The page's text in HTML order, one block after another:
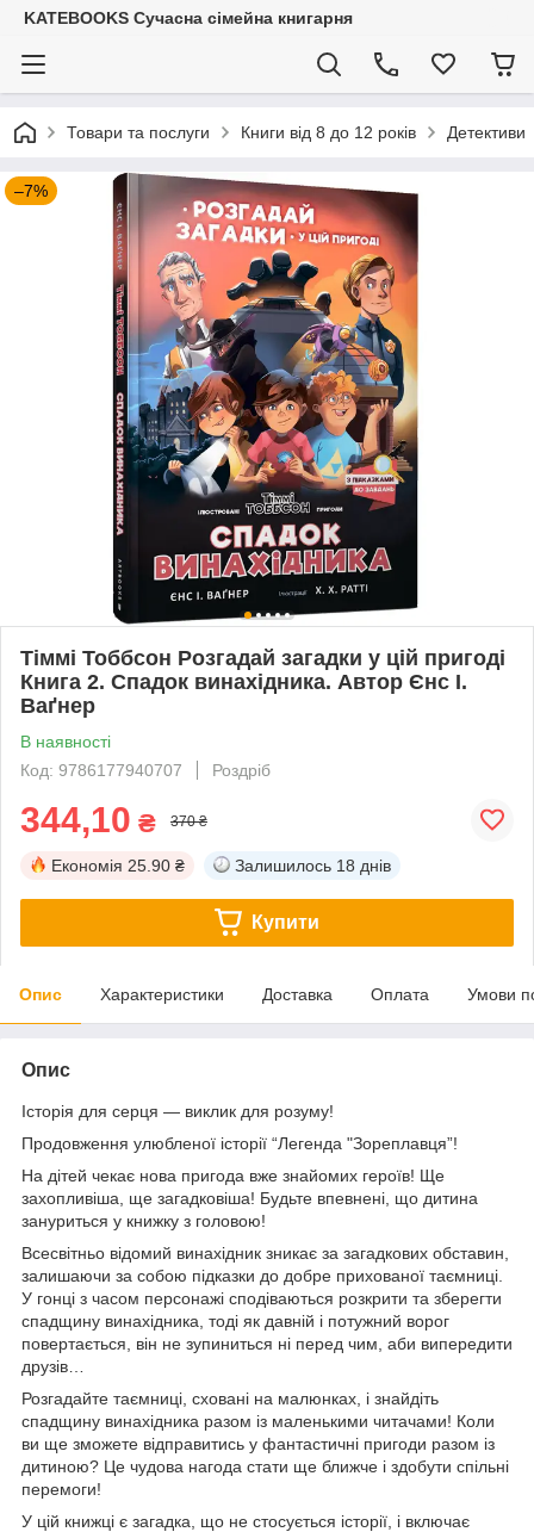
KATEBOOKS Сучасна сімейна книгарня
Товари та послуги Книги від 8 до 12 років Детективи
–7%
Тіммі Тоббсон Розгадай загадки у цій пригоді
Книга 2. Спадок винахідника. Автор Єнс І.
Ваґнер
В наявності
Код: 9786177940707
Роздріб
344,10 ₴ 370 ₴
Економія 25.90 ₴ Залишилось 18 днів
Купити
Опис Характеристики Доставка Оплата Умови
Опис
Історія для серця — виклик для розуму!
Продовження улюбленої історії “Легенда "Зореплавця”!
На дітей чекає нова пригода вже знайомих героїв! Ще
захопливіша, ще загадковіша! Будьте впевнені, що дитина
зануриться у книжку з головою!
Всесвітньо відомий винахідник зникає за загадкових обставин,
залишаючи за собою підказки до добре прихованої таємниці.
У гонці з часом персонажі сподіваються розкрити та зберегти
спадщину винахідника, тоді як давній і потужний ворог
повертається, він не зупиниться ні перед чим, аби випередити
друзів…
Розгадайте таємниці, сховані на малюнках, і знайдіть
спадщину винахідника разом із маленькими читачами! Коли
ви ще зможете відправитись у фантастичні пригоди разом із
дитиною? Це чудова нагода стати ще ближче і здобути спільні
перемоги!
У цій книжці є загадка, що не стосується історії, і включає